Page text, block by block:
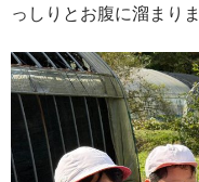
っしりとお腹に溜まりま